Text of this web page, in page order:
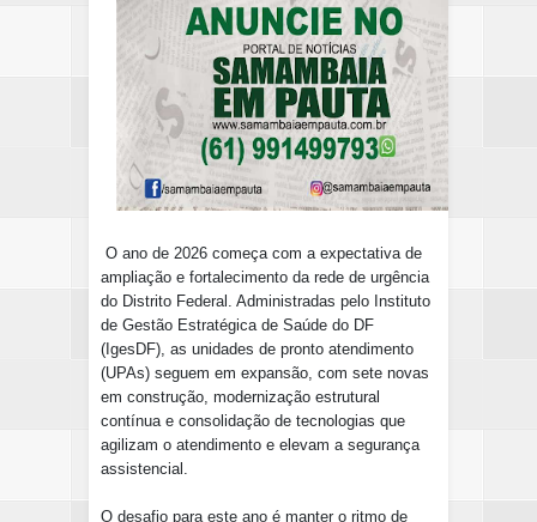
O ano de 2026 começa com a expectativa de
ampliação e fortalecimento da rede de urgência
do Distrito Federal. Administradas pelo Instituto
de Gestão Estratégica de Saúde do DF
(IgesDF), as unidades de pronto atendimento
(UPAs) seguem em expansão, com sete novas
em construção, modernização estrutural
contínua e consolidação de tecnologias que
agilizam o atendimento e elevam a segurança
assistencial.
O desafio para este ano é manter o ritmo de